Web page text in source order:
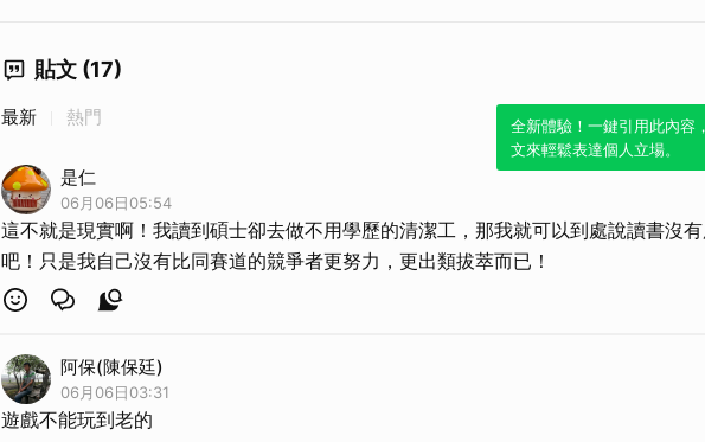
貼文 (17)
全新體驗！一鍵引用此內容
文來輕鬆表達個人立場。
最新 熱門
是仁
06月06日05:54
這不就是現實啊！我讀到碩士卻去做不用學歷的清潔工，那我就可以到處說讀書沒
吧！只是我自己沒有比同賽道的競爭者更努力，更出類拔萃而已！
阿保(陳保廷)
06月06日03:31
遊戲不能玩到老的